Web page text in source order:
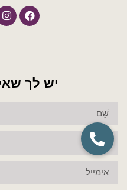
יש לך